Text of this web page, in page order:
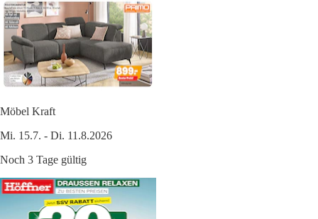
Möbel Kraft
Mi. 15.7. - Di. 11.8.2026
Noch 3 Tage gültig